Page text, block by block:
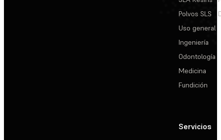
Polvos SLS
Uso general
Ingeniería
Odontología
Medicina
Fundición
Servicios